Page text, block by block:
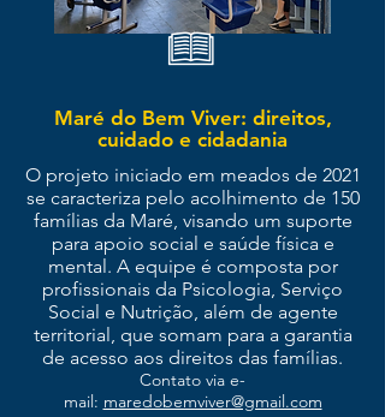
Maré do Bem Viver: direitos,
cuidado e cidadania
O projeto iniciado em meados de 2021
se caracteriza pelo acolhimento de 150
famílias da Maré, visando um suporte
para apoio social e saúde física e
mental. A equipe é composta por
profissionais da Psicologia, Serviço
Social e Nutrição, além de agente
territorial, que somam para a garantia
de acesso aos direitos das famílias.
Contato via e-
mail: maredobemviver@gmail.com